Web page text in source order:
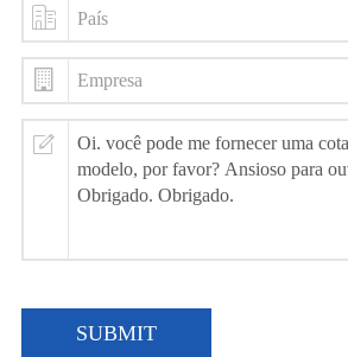
SUBMIT